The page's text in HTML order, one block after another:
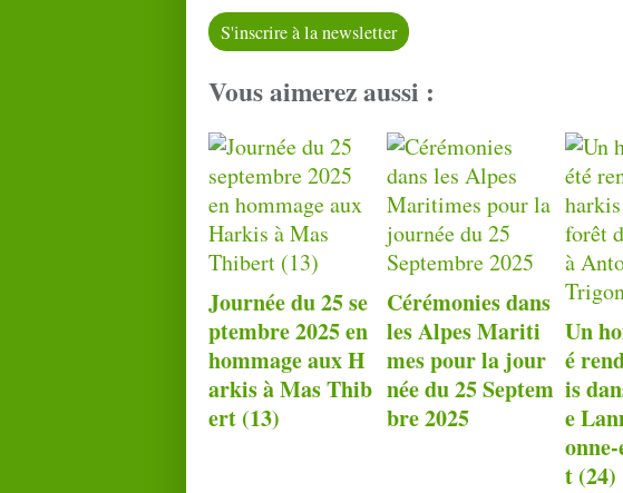
S'inscrire à la newsletter
Vous aimerez aussi :
Journée du 25 se
ptembre 2025 en
hommage aux H
arkis à Mas Thib
ert (13)
Cérémonies dans
les Alpes Mariti
mes pour la jour
née du 25 Septem
bre 2025
Un
é
is
e
t (24)